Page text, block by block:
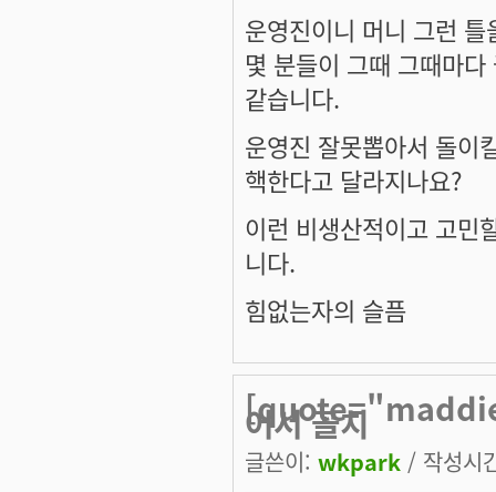
운영진이니 머니 그런
몇 분들이 그때 그때마
같습니다.
운영진 잘못뽑아서 돌이
핵한다고 달라지나요?
이런 비생산적이고 고민
니다.
힘없는자의 슬픔
어서 골치
글쓴이: wkpark / 작성시